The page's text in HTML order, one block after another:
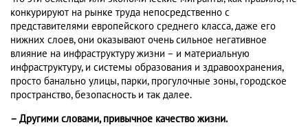
конкурируют на рынке труда непосредственно с
представителями европейского среднего класса, даже его
нижних слоев, они оказывают очень сильное негативное
влияние на инфраструктуру жизни – и материальную
инфраструктуру, и системы образования и здравоохранения,
просто банально улицы, парки, прогулочные зоны, городское
пространство, безопасность и так далее.
– Другими словами, привычное качество жизни.